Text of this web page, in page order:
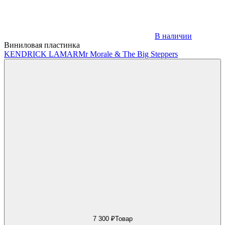
В наличии
Виниловая пластинка
KENDRICK LAMARMr Morale & The Big Steppers
7 300 ₽Товар